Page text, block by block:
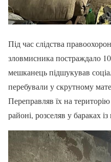
Під час слідства
зловмисника постраждало
мешканець підшукував
перебували у скрутному
Переправляв їх на
районі, розселяв у бараках